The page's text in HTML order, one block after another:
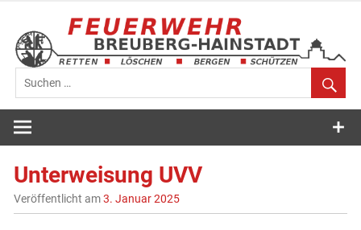
springen
Feuerwehr
Breuberg-
Unterweisung UVV
Veröffentlicht am3. Januar 2025